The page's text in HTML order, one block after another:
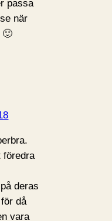
passa
när
🙂
föredra
deras
då
vara